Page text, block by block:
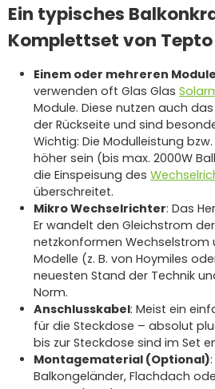
Ein typisches
Komplettset von
Einem oder mehreren
verwenden oft Glas Glas
Module. Diese nutzen auch
der Rückseite und sind
Wichtig: Die Modulleistung
höher sein (bis max. 2000W
die Einspeisung des
überschreitet.
Mikro Wechselrichter: Das
Er wandelt den Gleichstrom
netzkonformen Wechselstrom
Modelle (z. B. von Hoymiles
neuesten Stand der Technik
Norm.
Anschlusskabel: Meist ein
für die Steckdose – absolut
bis zur Steckdose sind im Set
Montagematerial (Optional)
Balkongeländer, Flachdach